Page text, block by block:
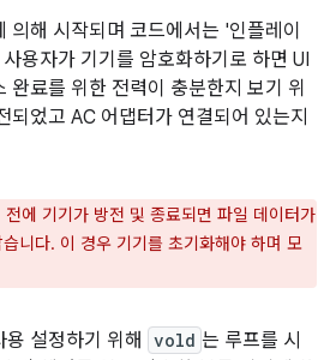
의해 시작되며 코드에서는 '인플레이
용자가 기기를 암호화하기로 하면 UI
완료를 위한 전력이 충분한지 보기 위
되었고 AC 어댑터가 연결되어 있는지
전에 기기가 방전 및 종료되면 파일 데이터가
니다. 이 경우 기기를 초기화해야 하며 모
설정하기 위해 vold 는 루프를 시